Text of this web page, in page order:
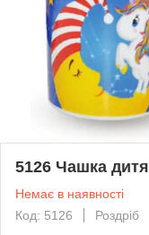
5126 Чашка
Немає в наявності
Код: 5126
Роздріб